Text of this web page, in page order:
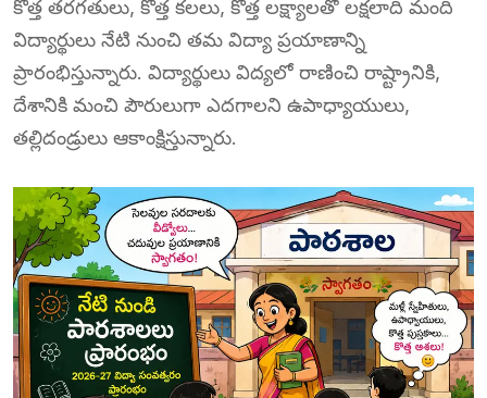
కొత్త తరగతులు, కొత్త కలలు, కొత్త లక్ష్యాలతో లక్షలాది మంది
విద్యార్థులు నేటి నుంచి తమ విద్యా ప్రయాణాన్ని
ప్రారంభిస్తున్నారు. విద్యార్థులు విద్యలో రాణించి రాష్ట్రానికి,
దేశానికి మంచి పౌరులుగా ఎదగాలని ఉపాధ్యాయులు,
తల్లిదండ్రులు ఆకాంక్షిస్తున్నారు.